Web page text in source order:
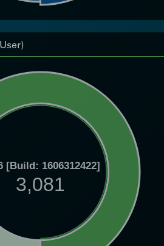
[Build: 1606312422]
3,081